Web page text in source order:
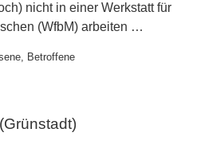
nicht in einer Werkstatt für
(WfbM) arbeiten …
, Betroffene
(Grünstadt)